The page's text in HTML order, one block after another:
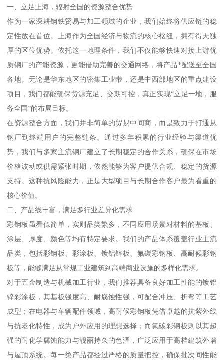
一、立足上海，辐射全国的资源整合优势
作为一家深耕钢铁贸易与加工领域的企业，我们始终将供应链的稳
定性放在首位。上海作为全国经济与物流的核心枢纽，拥有得天独
厚的区位优势。依托这一地理条件，我们不仅能够快速对接上游优
质钢厂的产能资源，更能借助完善的交通网络，将产品*配送至全国
各地。无论是华东地区的密集工业带，还是中西部地区的重点建设
项目，我们都能确保货源充足、交期可控，真正实现“立足一地，服
务全国”的布局目标。
在资源整合方面，我们并非简单的贸易中间商，而是致力于打通从
钢厂到终端用户的完整链条。通过多年积累的行业经验与渠道优
势，我们与多家主流钢厂建立了长期稳定的合作关系，确保在市场
价格波动或供需紧张时期，依然能够为客户提供合规、稳定的货源
支持。这种抗风险能力，正是大型项目与长期合作客户最为看重的
核心价值。
二、产品线丰富，满足多行业差异化需求
彩钢板虽看似简单，实则品类繁多，不同应用场景对材料的基板、
涂层、厚度、颜色等均有特定要求。我们的产品体系覆盖行业主流
品类，包括彩钢板、彩涂板、镀铝锌板、氟碳彩钢板、高耐候彩钢
板等，能够满足从常规工业建筑到高端商业设施的多样化需求。
对于五金制造与机械加工行业，我们推荐具备良好加工性能的镀铝
锌彩涂板，其基板强度高、耐腐蚀性强，可配合冲压、折弯等工艺
成型；在电器与车辆配件领域，高耐候彩钢板凭借卓越的抗紫外线
与抗老化特性，成为户外应用的理想选择；而氟碳彩钢板则以其超
强的耐化学腐蚀能力与靓丽持久的色泽，广泛应用于高档建筑外墙
与屋顶系统。每一类产品都经过严格的质量把控，确保批次间性能